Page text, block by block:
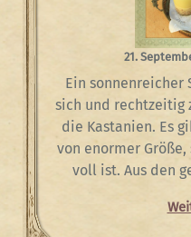
21.
Ein sonnenreicher
sich und rechtzeitig
die Kastanien. Es
von enormer
voll ist. Aus den